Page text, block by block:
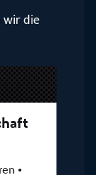
wir die